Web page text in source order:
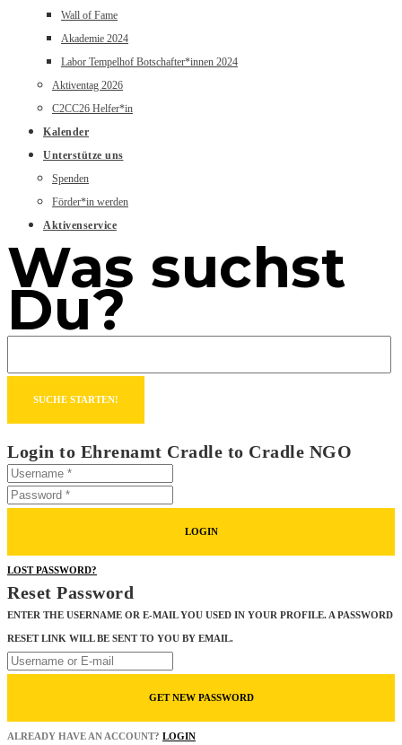
Wall of Fame
Akademie 2024
Labor Tempelhof Botschafter*innen 2024
Aktiventag 2026
C2CC26 Helfer*in
Kalender
Unterstütze uns
Spenden
Förder*in werden
Aktivenservice
Was suchst
Du?
Login to Ehrenamt Cradle to Cradle NGO
LOGIN
LOST PASSWORD?
Reset Password
ENTER THE USERNAME OR E-MAIL YOU USED IN YOUR PROFILE. A PASSWORD
RESET LINK WILL BE SENT TO YOU BY EMAIL.
GET NEW PASSWORD
ALREADY HAVE AN ACCOUNT? LOGIN